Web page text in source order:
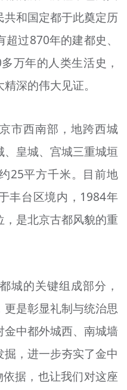
和国定都于此奠定历
过870年的建都史、
万年的人类生活史，
深的伟大见证。
市西南部，地跨西城
皇城、宫城三重城垣
25平方千米。目前地
丰台区境内，1984年
是北京古都风貌的重
城的关键组成部分，
是彰显礼制与统治思
中都外城西、南城墙
，进一步夯实了金中
据，也让我们对这座